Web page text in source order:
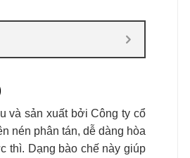
và sản xuất bởi Công ty cổ
nén phân tán, dễ dàng hòa
thì. Dạng bào chế này giúp